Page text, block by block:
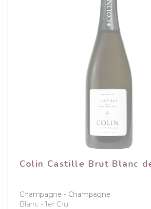
Colin Castille Brut Blanc
Champagne
Champagne
Blanc
1er Cru